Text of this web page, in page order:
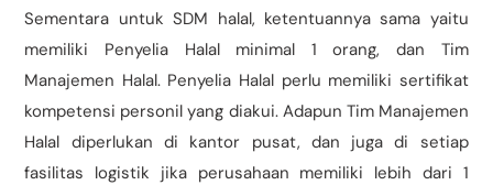
Sementara untuk SDM halal, ketentuannya sama yaitu
memiliki Penyelia Halal minimal 1 orang, dan Tim
Manajemen Halal. Penyelia Halal perlu memiliki sertifikat
kompetensi personil yang diakui. Adapun Tim Manajemen
Halal diperlukan di kantor pusat, dan juga di setiap
fasilitas logistik jika perusahaan memiliki lebih dari 1